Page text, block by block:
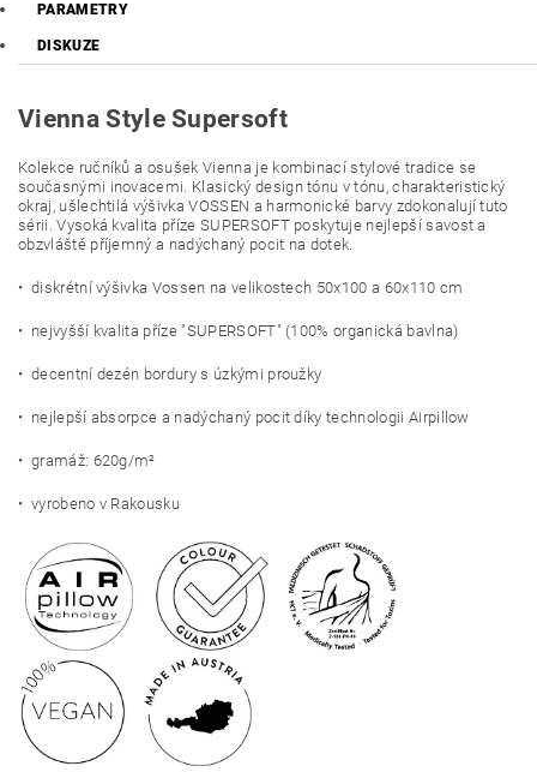
PARAMETRY
DISKUZE
Vienna Style Supersoft
Kolekce ručníků a osušek Vienna je kombinací stylové tradice se
současnými inovacemi. Klasický design tónu v tónu, charakteristický
okraj, ušlechtilá výšivka VOSSEN a harmonické barvy zdokonalují tuto
sérii. Vysoká kvalita příze SUPERSOFT poskytuje nejlepší savost a
obzvláště příjemný a nadýchaný pocit na dotek.
• diskrétní výšivka Vossen na velikostech 50x100 a 60x110 cm
• nejvyšší kvalita příze "SUPERSOFT" (100% organická bavlna)
• decentní dezén bordury s úzkými proužky
• nejlepší absorpce a nadýchaný pocit díky technologii Airpillow
• gramáž: 620g/m²
• vyrobeno v Rakousku